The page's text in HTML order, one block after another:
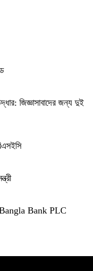
জিজ্ঞাসাবাদের জন্য দুই
Bank PLC